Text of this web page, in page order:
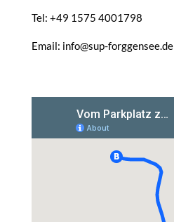
Tel: +49 1575 4001798
Email: info@sup-forggensee.de